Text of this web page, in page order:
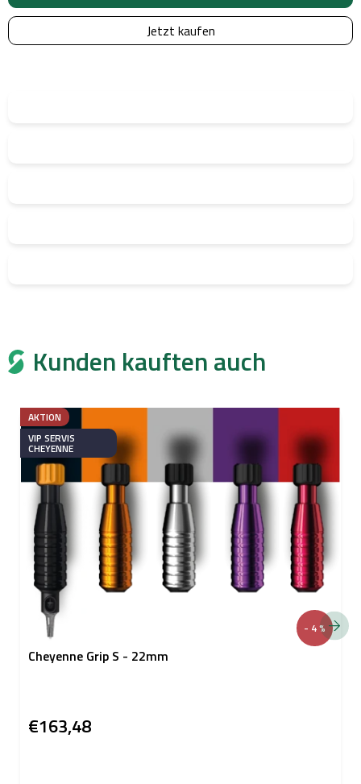
Jetzt kaufen
Kunden kauften auch
- 4 %
AKTION
VIP SERVIS
CHEYENNE
Cheyenne Grip S - 22mm
€163,48